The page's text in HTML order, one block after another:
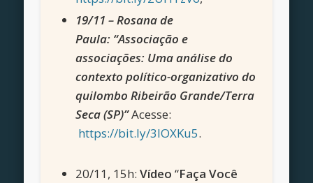
19/11 –Rosana de
Paula: “Associação e
associações: Uma análise do
contexto político-organizativo do
quilombo Ribeirão Grande/Terra
Seca (SP)”Acesse:
https://bit.ly/3lOXKu5.
20/11, 15h:Vídeo“Faça Você